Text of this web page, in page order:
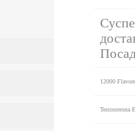
12000
Testosterona